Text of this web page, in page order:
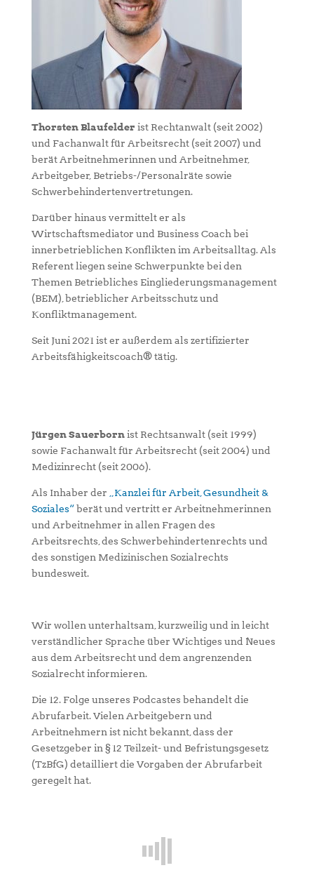
Thorsten Blaufelder ist Rechtanwalt (seit 2002)
und Fachanwalt für Arbeitsrecht (seit 2007) und
berät Arbeitnehmerinnen und Arbeitnehmer,
Arbeitgeber, Betriebs-/Personalräte sowie
Schwerbehindertenvertretungen.
Darüber hinaus vermittelt er als
Wirtschaftsmediator und Business Coach bei
innerbetrieblichen Konflikten im Arbeitsalltag. Als
Referent liegen seine Schwerpunkte bei den
Themen Betriebliches Eingliederungsmanagement
(BEM), betrieblicher Arbeitsschutz und
Konfliktmanagement.
Seit Juni 2021 ist er außerdem als zertifizierter
Arbeitsfähigkeitscoach® tätig.
Jürgen Sauerbornist Rechtsanwalt (seit 1999)
sowie Fachanwalt für Arbeitsrecht (seit 2004) und
Medizinrecht (seit 2006).
Als Inhaber der „Kanzlei für Arbeit, Gesundheit &
Soziales“berät und vertritt er Arbeitnehmerinnen
und Arbeitnehmer in allen Fragen des
Arbeitsrechts, des Schwerbehindertenrechts und
des sonstigen Medizinischen Sozialrechts
bundesweit.
Wir wollen unterhaltsam, kurzweilig und in leicht
verständlicher Sprache über Wichtiges und Neues
aus dem Arbeitsrecht und dem angrenzenden
Sozialrecht informieren.
Die 12. Folge unseres Podcastes behandelt die
Abrufarbeit. Vielen Arbeitgebern und
Arbeitnehmern ist nicht bekannt, dass der
Gesetzgeber in § 12 Teilzeit- und Befristungsgesetz
(TzBfG) detailliert die Vorgaben der Abrufarbeit
geregelt hat.